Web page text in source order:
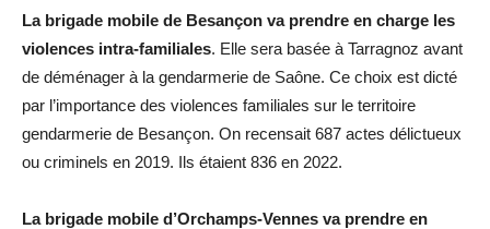
La brigade mobile de Besançon va prendre en charge les
violences intra-familiales. Elle sera basée à Tarragnoz avant
de déménager à la gendarmerie de Saône. Ce choix est dicté
par l’importance des violences familiales sur le territoire
gendarmerie de Besançon. On recensait 687 actes délictueux
ou criminels en 2019. Ils étaient 836 en 2022.
La brigade mobile d’Orchamps-Vennes va prendre en